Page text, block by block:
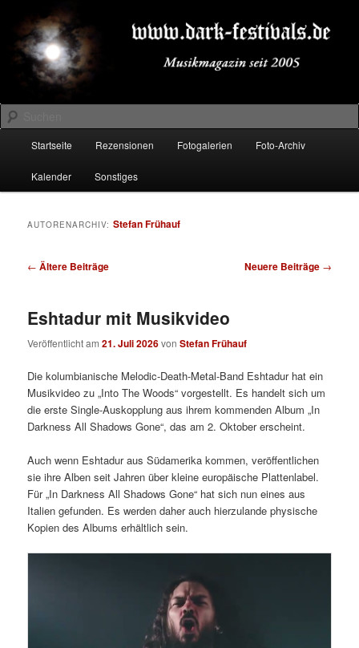
primären
Inhalt
springen
sekundären
Inhalt
springenDARK-FESTIVALS.DE
Suchen
Startseite Rezensionen Fotogalerien Foto-Archiv
Kalender Sonstiges
AUTORENARCHIV:Stefan Frühauf
Beitragsnavigation
← Ältere Beiträge Neuere Beiträge →
Eshtadur mit Musikvideo
Veröffentlicht am21. Juli 2026vonStefan Frühauf
Die kolumbianische Melodic-Death-Metal-Band Eshtadur hat ein
Musikvideo zu „Into The Woods“ vorgestellt. Es handelt sich um
die erste Single-Auskopplung aus ihrem kommenden Album „In
Darkness All Shadows Gone“, das am 2. Oktober erscheint.
Auch wenn Eshtadur aus Südamerika kommen, veröffentlichen
sie ihre Alben seit Jahren über kleine europäische Plattenlabel.
Für „In Darkness All Shadows Gone“ hat sich nun eines aus
Italien gefunden. Es werden daher auch hierzulande physische
Kopien des Albums erhältlich sein.